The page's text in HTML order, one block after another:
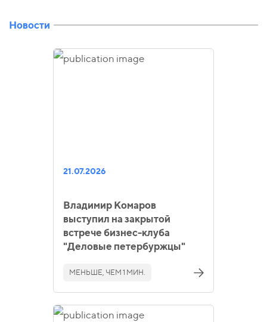
Новости
21.07.2026
Владимир Комаров
выступил на закрытой
встрече бизнес-клуба
"Деловые петербуржцы"
МЕНЬШЕ, ЧЕМ 1 МИН.